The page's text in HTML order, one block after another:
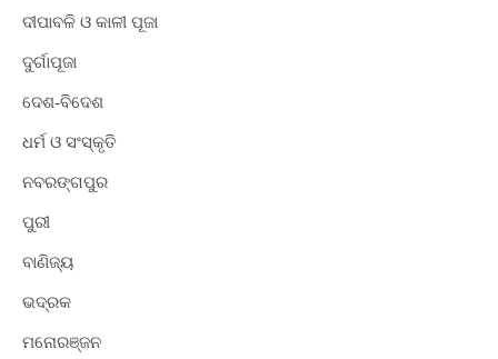
ଦୀପାବଳି ଓ କାଳୀ ପୂଜା
ଦୁର୍ଗାପୂଜା
ଦେଶ-ବିଦେଶ
ଧର୍ମ ଓ ସଂସ୍କୃତି
ନବରଙ୍ଗପୁର
ପୁରୀ
ବାଣିଜ୍ୟ
ଭଦ୍ରକ
ମନୋରଞ୍ଜନ